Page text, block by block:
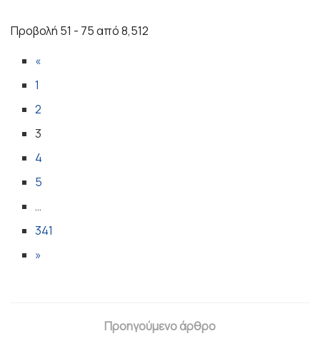
Προβολή 51 - 75 από 8,512
«
1
2
3
4
5
…
341
»
Προηγούμενο άρθρο